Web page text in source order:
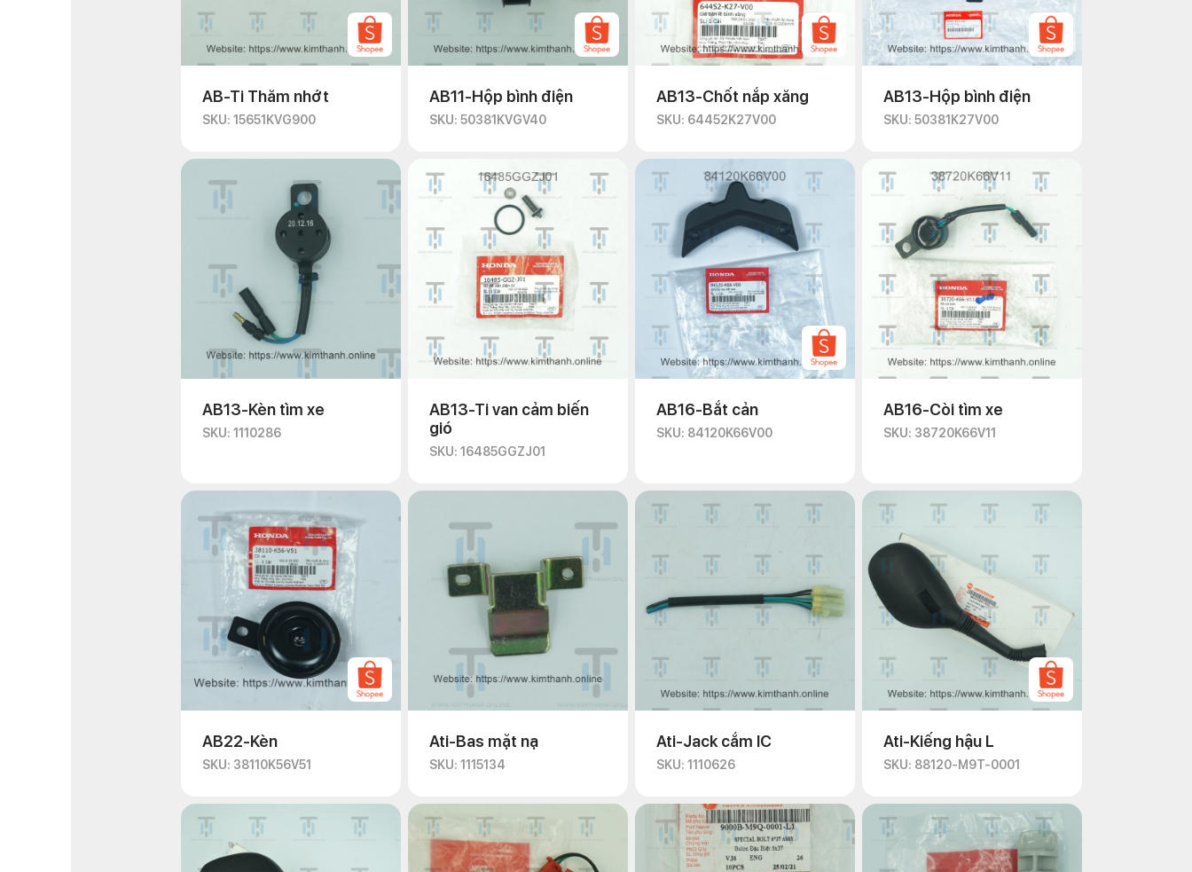
AB-Ti Thăm nhớt
SKU: 15651KVG900
AB11-Hộp bình điện
SKU: 50381KVGV40
AB13-Chốt nắp xăng
SKU: 64452K27V00
AB13-Hộp bình điện
SKU: 50381K27V00
AB13-Kèn tìm xe
SKU: 1110286
AB13-Ti van cảm biến
gió
SKU: 16485GGZJ01
AB16-Bắt cản
SKU: 84120K66V00
AB16-Còi tìm xe
SKU: 38720K66V11
AB22-Kèn
SKU: 38110K56V51
Ati-Bas mặt nạ
SKU: 1115134
Ati-Jack cắm IC
SKU: 1110626
Ati-Kiếng hậu L
SKU: 88120-M9T-0001